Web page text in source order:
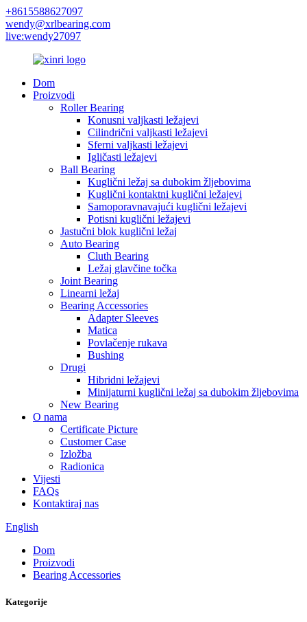
+8615588627097
wendy@xrlbearing.com
live:wendy27097
Dom
Proizvodi
Roller Bearing
Konusni valjkasti ležajevi
Cilindrični valjkasti ležajevi
Sferni valjkasti ležajevi
Igličasti ležajevi
Ball Bearing
Kuglični ležaj sa dubokim žljebovima
Kuglični kontaktni kuglični ležajevi
Samoporavnavajući kuglični ležajevi
Potisni kuglični ležajevi
Jastučni blok kuglični ležaj
Auto Bearing
Cluth Bearing
Ležaj glavčine točka
Joint Bearing
Linearni ležaj
Bearing Accessories
Adapter Sleeves
Matica
Povlačenje rukava
Bushing
Drugi
Hibridni ležajevi
Minijaturni kuglični ležaj sa dubokim žljebovima
New Bearing
O nama
Certificate Picture
Customer Case
Izložba
Radionica
Vijesti
FAQs
Kontaktiraj nas
English
Dom
Proizvodi
Bearing Accessories
Kategorije